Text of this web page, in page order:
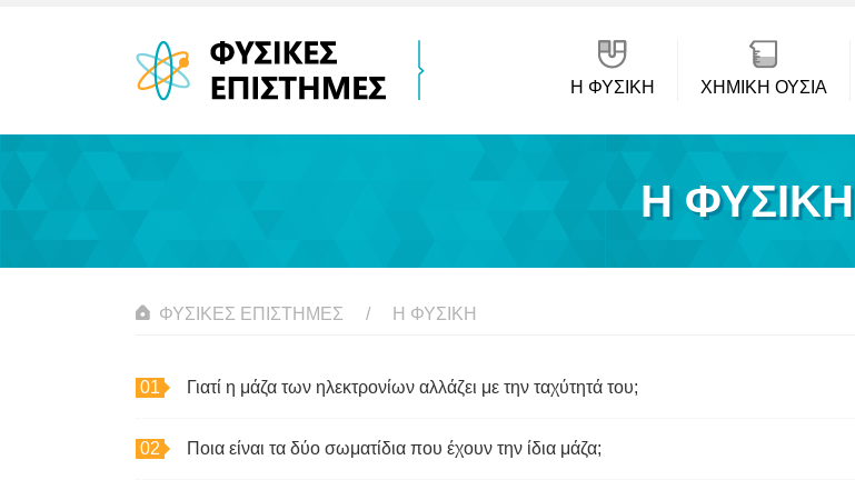
Η ΦΥΣΙΚΗ ΧΗΜΙΚΉ ΟΥΣΊΑ
Η ΦΥΣΙΚΗ
ΦΥΣΙΚΈΣ ΕΠΙΣΤΉΜΕΣ Η ΦΥΣΙΚΗ
Γιατί η μάζα των ηλεκτρονίων αλλάζει με την ταχύτητά του;
Ποια είναι τα δύο σωματίδια που έχουν την ίδια μάζα;